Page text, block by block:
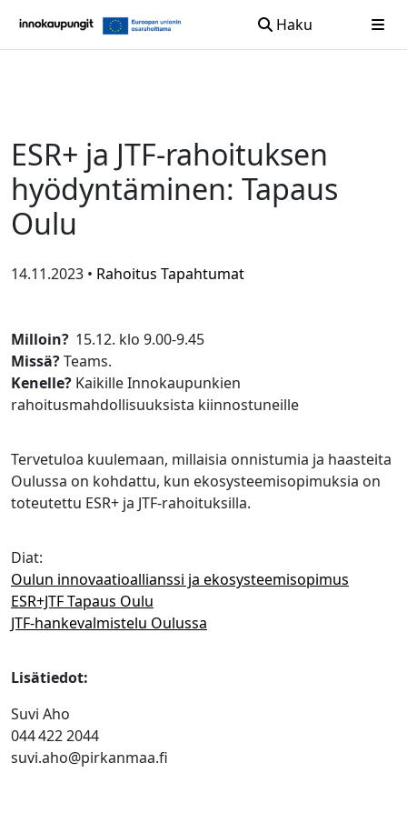
Haku
ESR+ ja JTF-rahoituksen
hyödyntäminen: Tapaus
Oulu
14.11.2023 • Rahoitus Tapahtumat
Milloin? 15.12. klo 9.00-9.45
Missä?Teams.
Kenelle? Kaikille Innokaupunkien
rahoitusmahdollisuuksista kiinnostuneille
Tervetuloa kuulemaan, millaisia onnistumia ja haasteita
Oulussa on kohdattu, kun ekosysteemisopimuksia on
toteutettu ESR+ ja JTF-rahoituksilla.
Diat:
Oulun innovaatioallianssi ja ekosysteemisopimus
ESR+JTF Tapaus Oulu
JTF-hankevalmistelu Oulussa
Lisätiedot:
Suvi Aho
044 422 2044
suvi.aho@pirkanmaa.fi